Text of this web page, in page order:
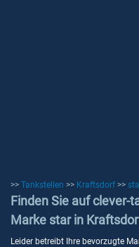
>> Tankstellen >> Kraftsdorf >>
Finden Sie auf clever-
Marke star in
Leider betreibt Ihre bevorzugte